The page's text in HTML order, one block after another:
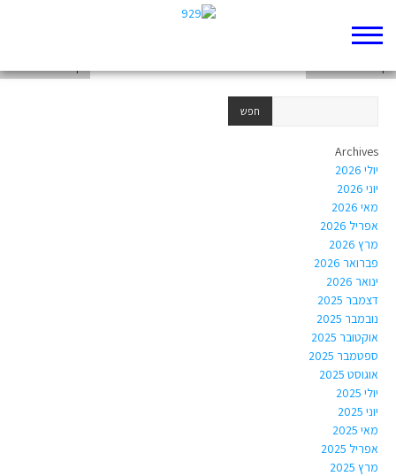
Archives
יולי 2026
יוני 2026
מאי 2026
אפריל 2026
מרץ 2026
פברואר 2026
ינואר 2026
דצמבר 2025
נובמבר 2025
אוקטובר 2025
ספטמבר 2025
אוגוסט 2025
יולי 2025
יוני 2025
מאי 2025
אפריל 2025
מרץ 2025